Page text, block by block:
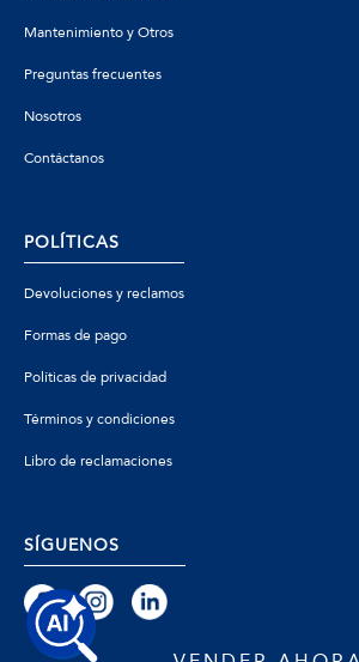
Mantenimiento y Otros
Preguntas frecuentes
Nosotros
Contáctanos
POLÍTICAS
Devoluciones y reclamos
Formas de pago
Políticas de privacidad
Términos y condiciones
Libro de reclamaciones
SÍGUENOS